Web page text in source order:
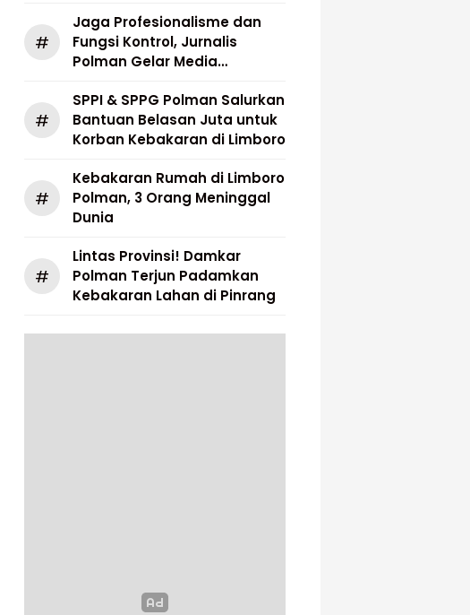
#
Jaga Profesionalisme dan
Fungsi Kontrol, Jurnalis
Polman Gelar Media
#
SPPI & SPPG Polman Salurkan
Bantuan Belasan Juta untuk
Korban Kebakaran di Limboro
#
Kebakaran Rumah di Limboro
Polman, 3 Orang Meninggal
Dunia
#
Lintas Provinsi! Damkar
Polman Terjun Padamkan
Kebakaran Lahan di Pinrang